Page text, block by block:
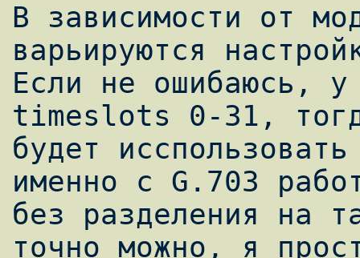
В зависимости от
варьируются
Если не ошибаюсь, у
timeslots 0-31,
будет
именно с G.703
без разделения на
точно можно, я